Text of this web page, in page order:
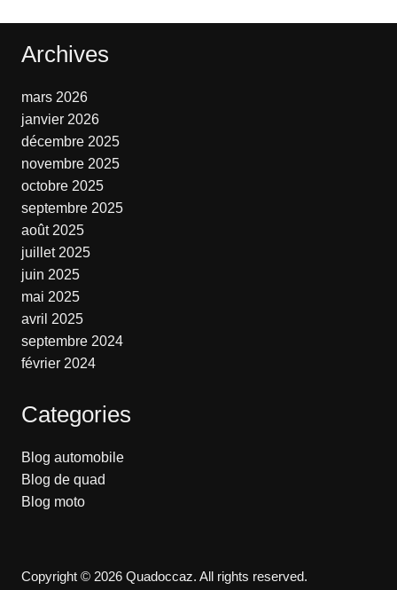
Archives
mars 2026
janvier 2026
décembre 2025
novembre 2025
octobre 2025
septembre 2025
août 2025
juillet 2025
juin 2025
mai 2025
avril 2025
septembre 2024
février 2024
Categories
Blog automobile
Blog de quad
Blog moto
Copyright © 2026 Quadoccaz. All rights reserved.